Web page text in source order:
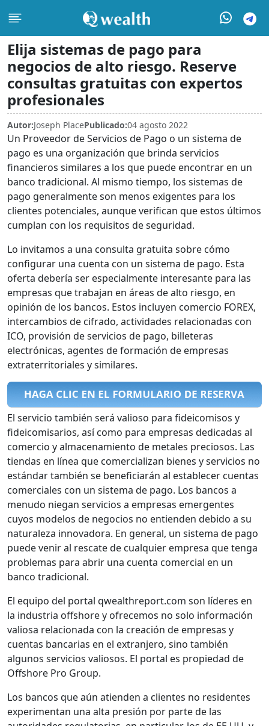
Elija sistemas de pago para
negocios de alto riesgo. Reserve
consultas gratuitas con expertos
profesionales
Autor:Joseph PlacePublicado:04 agosto 2022
Un Proveedor de Servicios de Pago o un sistema de
pago es una organización que brinda servicios
financieros similares a los que puede encontrar en un
banco tradicional. Al mismo tiempo, los sistemas de
pago generalmente son menos exigentes para los
clientes potenciales, aunque verifican que estos últimos
cumplan con los requisitos de seguridad.
Lo invitamos a una consulta gratuita sobre cómo
configurar una cuenta con un sistema de pago. Esta
oferta debería ser especialmente interesante para las
empresas que trabajan en áreas de alto riesgo, en
opinión de los bancos. Estos incluyen comercio FOREX,
intercambios de cifrado, actividades relacionadas con
ICO, provisión de servicios de pago, billeteras
electrónicas, agentes de formación de empresas
extraterritoriales y similares.
El servicio también será valioso para fideicomisos y
fideicomisarios, así como para empresas dedicadas al
comercio y almacenamiento de metales preciosos. Las
tiendas en línea que comercializan bienes y servicios no
estándar también se beneficiarán al establecer cuentas
comerciales con un sistema de pago. Los bancos a
menudo niegan servicios a empresas emergentes
cuyos modelos de negocios no entienden debido a su
naturaleza innovadora. En general, un sistema de pago
puede venir al rescate de cualquier empresa que tenga
problemas para abrir una cuenta comercial en un
banco tradicional.
El equipo del portal qwealthreport.com son líderes en
la industria offshore y ofrecemos no solo información
valiosa relacionada con la creación de empresas y
cuentas bancarias en el extranjero, sino también
algunos servicios valiosos. El portal es propiedad de
Offshore Pro Group.
Los bancos que aún atienden a clientes no residentes
experimentan una alta presión por parte de las